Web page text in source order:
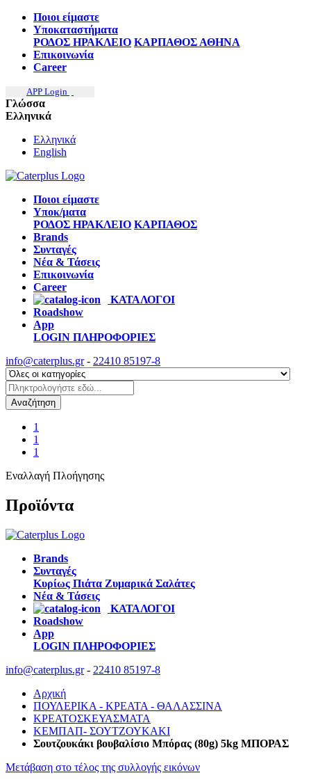
Ποιοι είμαστε
Υποκαταστήματα
ΡΟΔΟΣ ΗΡΑΚΛΕΙΟ ΚΑΡΠΑΘΟΣ ΑΘΗΝΑ
Επικοινωνία
Career
APP Login
Γλώσσα
Ελληνικά
Ελληνικά
English
Ποιοι είμαστε
Υποκ/ματα
ΡΟΔΟΣ ΗΡΑΚΛΕΙΟ ΚΑΡΠΑΘΟΣ
Brands
Συνταγές
Νέα & Τάσεις
Επικοινωνία
Career
ΚΑΤΑΛΟΓΟΙ
Roadshow
App
LOGIN ΠΛΗΡΟΦΟΡΙΕΣ
info@caterplus.gr- 22410 85197-8
Αναζήτηση
1
1
1
Εναλλαγή Πλοήγησης
Προϊόντα
Brands
Συνταγές
Κυρίως Πιάτα Ζυμαρικά Σαλάτες
Νέα & Τάσεις
ΚΑΤΑΛΟΓΟΙ
Roadshow
App
LOGIN ΠΛΗΡΟΦΟΡΙΕΣ
info@caterplus.gr- 22410 85197-8
Αρχική
ΠΟΥΛΕΡΙΚΑ - ΚΡΕΑΤΑ - ΘΑΛΑΣΣΙΝΑ
ΚΡΕΑΤΟΣΚΕΥΑΣΜΑΤΑ
ΚΕΜΠΑΠ- ΣΟΥΤΖΟΥΚΑΚΙ
Σουτζουκάκι βουβαλίσιο Μπόρας (80g) 5kg ΜΠΟΡΑΣ
Μετάβαση στο τέλος της συλλογής εικόνων